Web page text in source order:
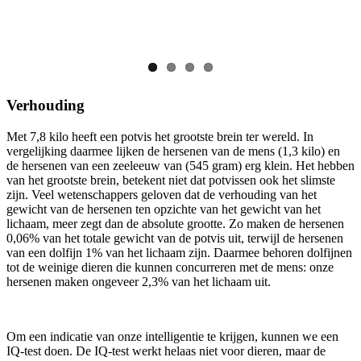
Verhouding
Met 7,8 kilo heeft een potvis het grootste brein ter wereld. In
vergelijking daarmee lijken de hersenen van de mens (1,3 kilo) en
de hersenen van een zeeleeuw van (545 gram) erg klein. Het hebben
van het grootste brein, betekent niet dat potvissen ook het slimste
zijn. Veel wetenschappers geloven dat de verhouding van het
gewicht van de hersenen ten opzichte van het gewicht van het
lichaam, meer zegt dan de absolute grootte. Zo maken de hersenen
0,06% van het totale gewicht van de potvis uit, terwijl de hersenen
van een dolfijn 1% van het lichaam zijn. Daarmee behoren dolfijnen
tot de weinige dieren die kunnen concurreren met de mens: onze
hersenen maken ongeveer 2,3% van het lichaam uit.
Om een indicatie van onze intelligentie te krijgen, kunnen we een
IQ-test doen. De IQ-test werkt helaas niet voor dieren, maar de